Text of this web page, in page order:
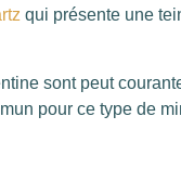
qui présente une
sont peut
pour ce type de